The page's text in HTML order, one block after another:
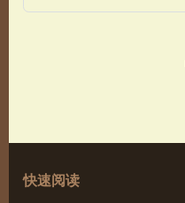
快速阅读